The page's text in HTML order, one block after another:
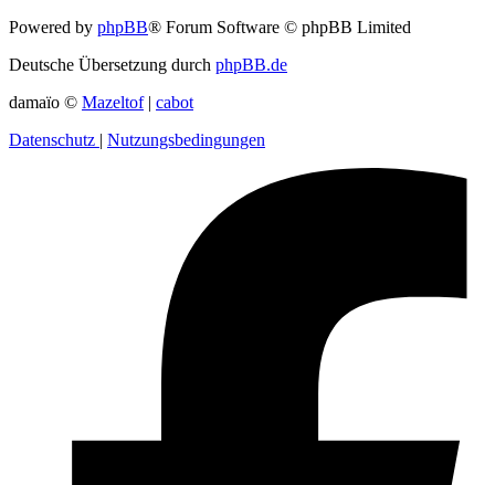
Powered by phpBB® Forum Software © phpBB Limited
Deutsche Übersetzung durch phpBB.de
damaïo © Mazeltof| cabot
Datenschutz | Nutzungsbedingungen